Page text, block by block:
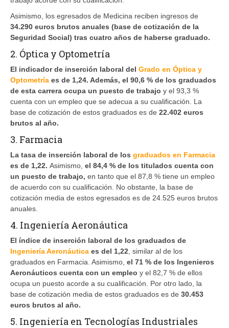
Asimismo, los egresados de Medicina reciben ingresos de
34.290 euros brutos anuales (base de cotización de la
Seguridad Social) tras cuatro años de haberse graduado.
2. Óptica y Optometría
El indicador de inserción laboral del Grado en Óptica y
Optometría es de 1,24. Además, el 90,6 % de los graduados
de esta carrera ocupa un puesto de trabajo y el 93,3 %
cuenta con un empleo que se adecua a su cualificación. La
base de cotización de estos graduados es de 22.402 euros
brutos al año.
3. Farmacia
La tasa de inserción laboral de los graduados en Farmacia
es de 1,22. Asimismo, el 84,4 % de los titulados cuenta con
un puesto de trabajo, en tanto que el 87,8 % tiene un empleo
de acuerdo con su cualificación. No obstante, la base de
cotización media de estos egresados es de 24.525 euros brutos
anuales.
4. Ingeniería Aeronáutica
El índice de inserción laboral de los graduados de
Ingeniería Aeronáutica es del 1,22 , similar al de los
graduados en Farmacia. Asimismo, el 71 % de los Ingenieros
Aeronáuticos cuenta con un empleo y el 82,7 % de ellos
ocupa un puesto acorde a su cualificación. Por otro lado, la
base de cotización media de estos graduados es de 30.453
euros brutos al año.
5. Ingeniería en Tecnologías Industriales